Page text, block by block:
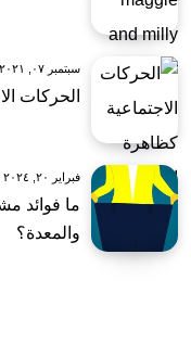
سبتمبر ٠٧, ٢٠٢١
الحركات
فبراير ٢٠, ٢٠٢٤
ما فوائد
والمعدة؟